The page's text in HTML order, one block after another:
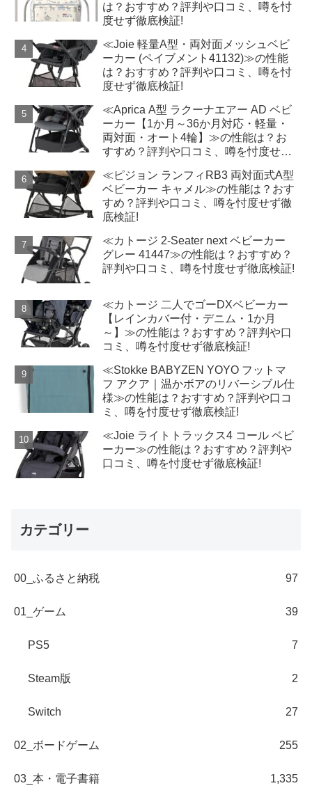
は？おすすめ？評判や口コミ、噂を忖
度せず徹底検証!
≪Joie 軽量A型・両対面メッシュベビ
ーカー (ペイブメント41132)≫の性能
は？おすすめ？評判や口コミ、噂を忖
度せず徹底検証!
≪Aprica A型 ラクーナエアー AD ベビ
ーカー【1か月～36か月対応・軽量・
両対面・オート4輪】≫の性能は？お
すすめ？評判や口コミ、噂を忖度せず
≪ピジョン ランフィRB3 両対面式A型
ベビーカー キャメル≫の性能は？おす
すめ？評判や口コミ、噂を忖度せず徹
底検証!
≪カトージ 2-Seater next ベビーカー
グレー 41447≫の性能は？おすすめ？
評判や口コミ、噂を忖度せず徹底検証!
≪カトージ 二人でゴーDXベビーカー
【レインカバー付・デニム・1か月
～】≫の性能は？おすすめ？評判や口
コミ、噂を忖度せず徹底検証!
≪Stokke BABYZEN YOYO フットマ
フ アクア｜温かボアのリバーシブル仕
様≫の性能は？おすすめ？評判や口コ
ミ、噂を忖度せず徹底検証!
≪Joie ライトトラックス4 コール ベビ
ーカー≫の性能は？おすすめ？評判や
口コミ、噂を忖度せず徹底検証!
カテゴリー
00_ふるさと納税 97
01_ゲーム 39
PS5 7
Steam版 2
Switch 27
02_ボードゲーム 255
03_本・電子書籍 1,335